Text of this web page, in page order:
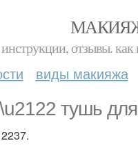
отзывы. как
виды макияжа
тушь